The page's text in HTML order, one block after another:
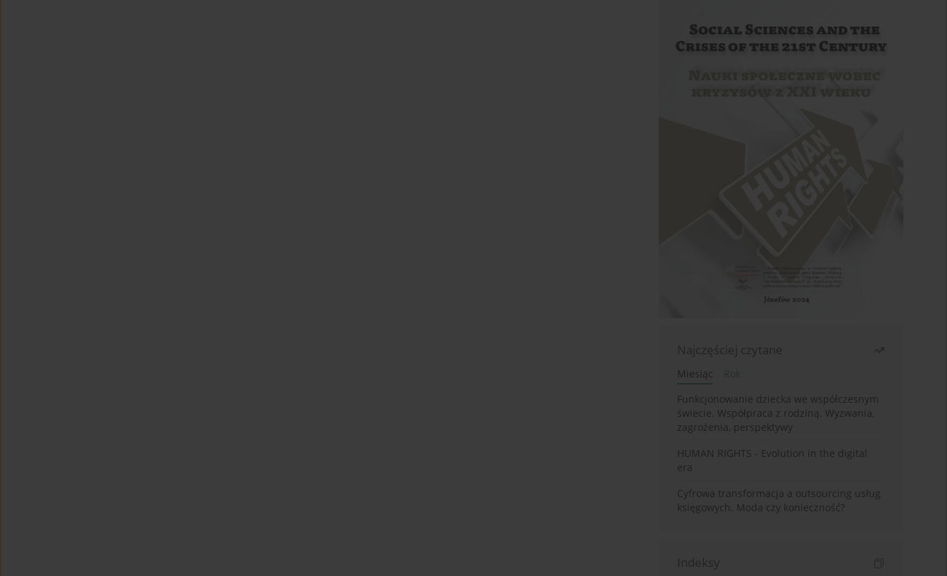
Najczęściej czytane
Miesiąc
Rok
Funkcjonowanie dziecka we współczesnym
świecie. Współpraca z rodziną. Wyzwania,
zagrożenia, perspektywy
HUMAN RIGHTS - Evolution in the digital
era
Cyfrowa transformacja a outsourcing usług
księgowych. Moda czy konieczność?
Indeksy